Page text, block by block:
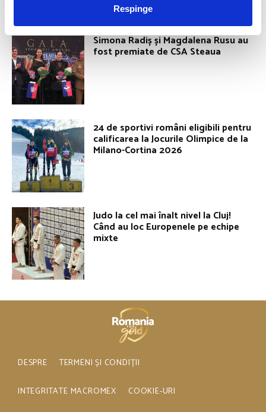
Respinge
Simona Radiș și Magdalena Rusu au
fost premiate de CSA Steaua
24 de sportivi români eligibili pentru
calificarea la Jocurile Olimpice de la
Milano-Cortina 2026
Judo la cel mai înalt nivel la Cluj!
Când au loc Europenele pe echipe
mixte
DESPRE TERMENI ȘI CONDIȚII
INTEGRITATE MACROMEX COOKIE-URI